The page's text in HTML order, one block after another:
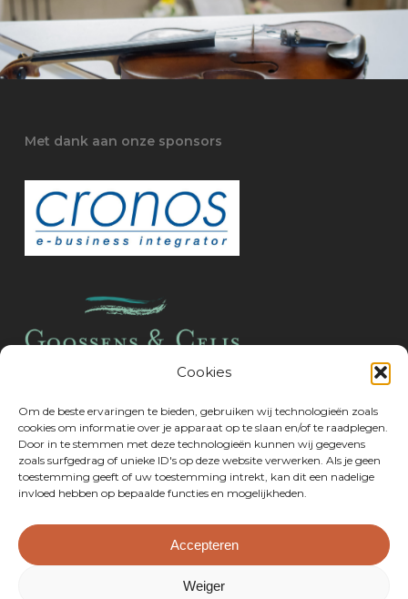
Cookies
Om de beste ervaringen te bieden, gebruiken wij technologieën zoals
cookies om informatie over je apparaat op te slaan en/of te raadplegen.
Door in te stemmen met deze technologieën kunnen wij gegevens
zoals surfgedrag of unieke ID's op deze website verwerken. Als je geen
toestemming geeft of uw toestemming intrekt, kan dit een nadelige
invloed hebben op bepaalde functies en mogelijkheden.
Accepteren
Weiger
Met dank aan onze sponsors